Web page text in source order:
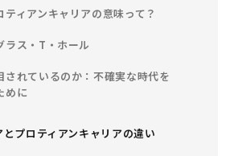
ティアンキャリアの意味って？
ラス・T・ホール
されているのか：不確実な時代を
めに
プロティアンキャリアの違い